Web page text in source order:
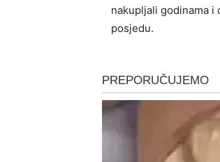
nakupljali godinama i
posjedu.